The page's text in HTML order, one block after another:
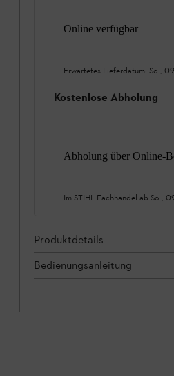
Online verfügbar
Erwartetes Lieferdatum: So.,
Kostenlose Abholung
Abholung über Online-
Im STIHL Fachhandel ab So.,
Produktdetails
Bedienungsanleitung